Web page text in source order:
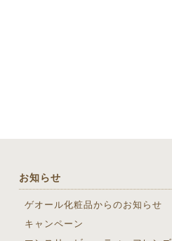
お知らせ
ゲオール化粧品からのお知らせ
キャンペーン